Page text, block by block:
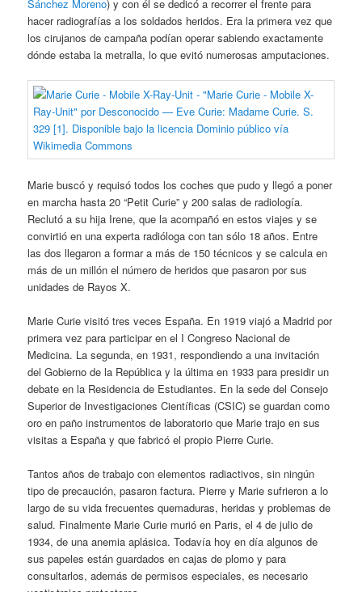
Sánchez Moreno) y con él se dedicó a recorrer el frente para
hacer radiografías a los soldados heridos. Era la primera vez que
los cirujanos de campaña podían operar sabiendo exactamente
dónde estaba la metralla, lo que evitó numerosas amputaciones.
Marie buscó y requisó todos los coches que pudo y llegó a poner
en marcha hasta 20 “Petit Curie” y 200 salas de radiología.
Reclutó a su hija Irene, que la acompañó en estos viajes y se
convirtió en una experta radióloga con tan sólo 18 años. Entre
las dos llegaron a formar a más de 150 técnicos y se calcula en
más de un millón el número de heridos que pasaron por sus
unidades de Rayos X.
Marie Curie visitó tres veces España. En 1919 viajó a Madrid por
primera vez para participar en el I Congreso Nacional de
Medicina. La segunda, en 1931, respondiendo a una invitación
del Gobierno de la República y la última en 1933 para presidir un
debate en la Residencia de Estudiantes. En la sede del Consejo
Superior de Investigaciones Científicas (CSIC) se guardan como
oro en paño instrumentos de laboratorio que Marie trajo en sus
visitas a España y que fabricó el propio Pierre Curie.
Tantos años de trabajo con elementos radiactivos, sin ningún
tipo de precaución, pasaron factura. Pierre y Marie sufrieron a lo
largo de su vida frecuentes quemaduras, heridas y problemas de
salud. Finalmente Marie Curie murió en Paris, el 4 de julio de
1934, de una anemia aplásica. Todavía hoy en día algunos de
sus papeles están guardados en cajas de plomo y para
consultarlos, además de permisos especiales, es necesario